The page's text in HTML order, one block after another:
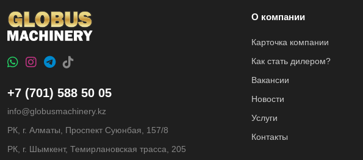
+7 (701) 588 50 05
info@globusmachinery.kz
РК, г. Алматы, Проспект Суюнбая, 157/8
РК, г. Шымкент, Темирлановская трасса, 205
О компании
Карточка компании
Как стать дилером?
Вакансии
Новости
Услуги
Контакты